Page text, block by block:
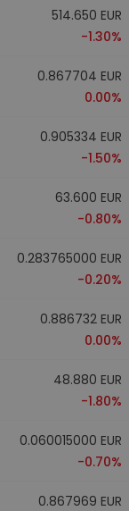
514.650 EUR
-1.30%
0.867704 EUR
0.00%
0.905334 EUR
-1.50%
63.600 EUR
-0.80%
0.283765000 EUR
-0.20%
0.886732 EUR
0.00%
48.880 EUR
-1.80%
0.060015000 EUR
-0.70%
0.867969 EUR